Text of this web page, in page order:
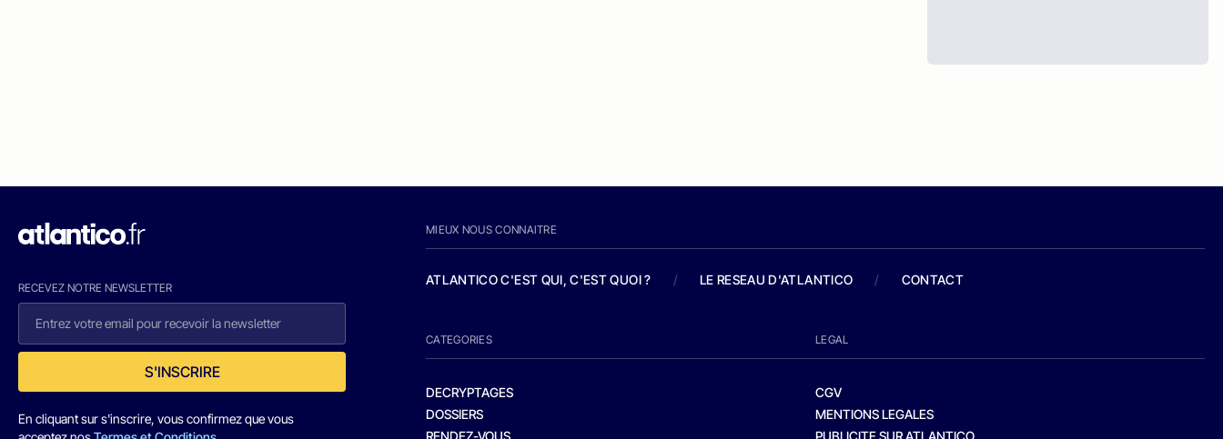
RECEVEZ NOTRE NEWSLETTER
S'INSCRIRE
En cliquant sur s'inscrire, vous confirmez que vous
MIEUX NOUS CONNAITRE
ATLANTICO C'EST QUI, C'EST QUOI ? / LE RESEAU D'ATLANTICO / CONTACT
CATEGORIES
DECRYPTAGES
DOSSIERS
RENDEZ-VOUS
LEGAL
CGV
MENTIONS LEGALES
PUBLICITE SUR ATLANTICO